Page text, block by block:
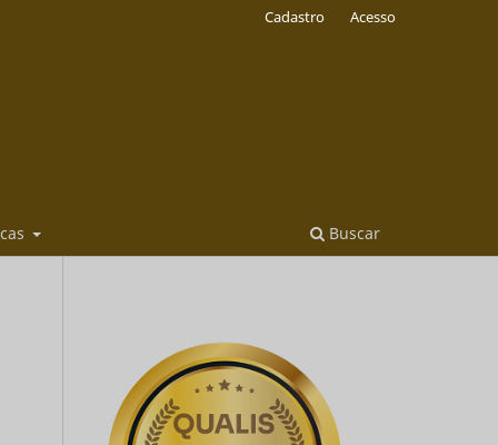
Buscar
Cadastro Acesso